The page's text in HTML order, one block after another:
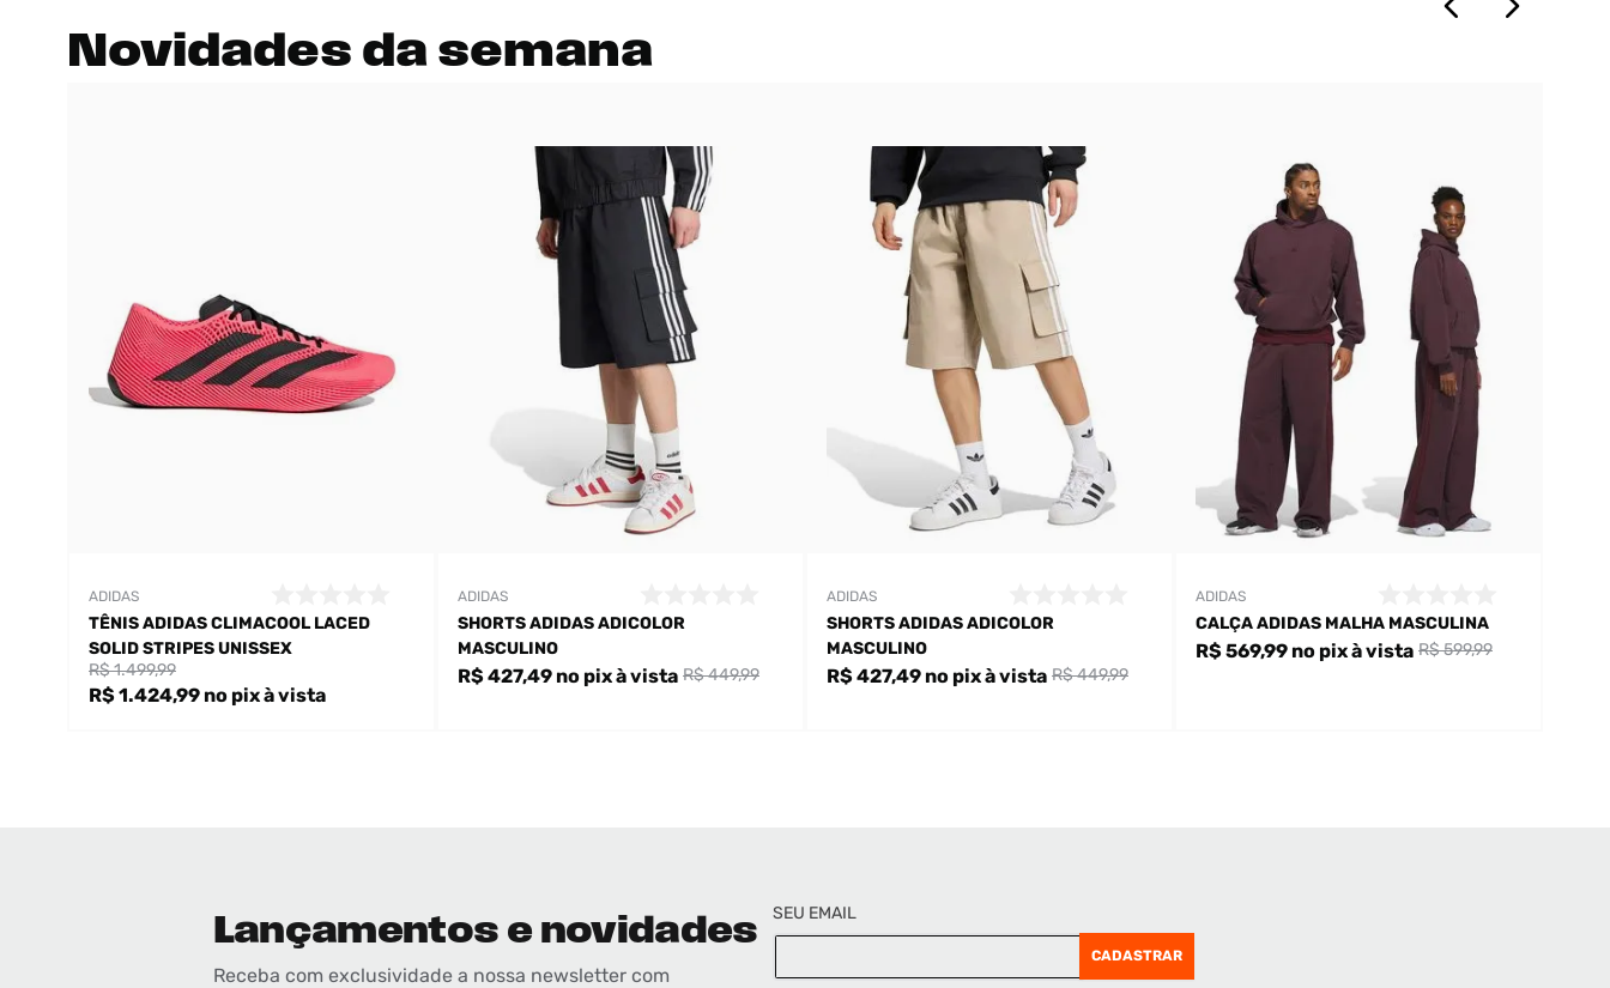
Novidades da semana
ADIDAS
TÊNIS ADIDAS CLIMACOOL LACED
SOLID STRIPES UNISSEX
R$ 1.424,99 no pixà vista
R$ 1.499,99
ADIDAS
SHORTS ADIDAS ADICOLOR
MASCULINO
R$ 427,49 no pixà vista R$ 449,99
ADIDAS
SHORTS ADIDAS ADICOLOR
MASCULINO
R$ 427,49 no pixà vista R$ 449,99
ADIDAS
CALÇA ADIDAS MALHA MASCULINA
R$ 569,99 no pixà vista R$ 599,99
Lançamentos e novidades
Receba com exclusividade a nossa newsletter com
SEU EMAIL
CADASTRAR